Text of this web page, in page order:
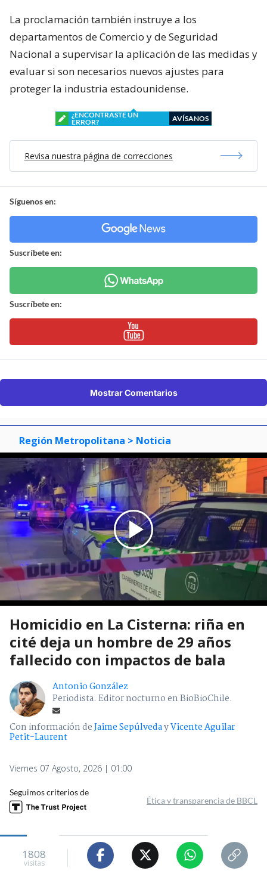
La proclamación también instruye a los
departamentos de Comercio y de Seguridad
Nacional a supervisar la aplicación de las medidas y
evaluar si son necesarios nuevos ajustes para
proteger la industria estadounidense.
¿ENCONTRASTE UN
ERROR?
AVÍSANOS
Revisa nuestra página de correcciones
Síguenos en:
Suscríbete en:
Suscríbete en:
Mostrar Comentarios
Región Metropolitana > Noticia
Homicidio en La Cisterna: riña en
cité deja un hombre de 29 años
fallecido con impactos de bala
Antonio González
Periodista. Editor nocturno en BioBioChile.
Con información deJaime SepúlvedayVicente Aguilar
Petit-Laurent
Viernes 07 Agosto, 2026 | 01:00
Seguimos criterios de
Ética y transparencia de BBCL
1808
visitas